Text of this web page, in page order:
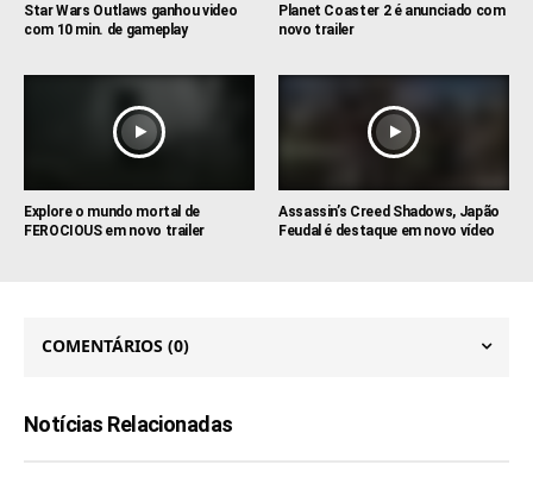
Star Wars Outlaws ganhou video
com 10 min. de gameplay
Planet Coaster 2 é anunciado com
novo trailer
Explore o mundo mortal de
FEROCIOUS em novo trailer
Assassin’s Creed Shadows, Japão
Feudal é destaque em novo vídeo
COMENTÁRIOS (0)
Notícias Relacionadas